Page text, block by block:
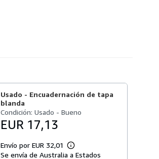
Usado - Encuadernación de tapa
blanda
Condición: Usado - Bueno
EUR 17,13
Envío por EUR 32,01
Más
información
Se envía de Australia a Estados